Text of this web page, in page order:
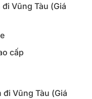
Vũng Tàu (Giá
cấp
Vũng Tàu (Giá